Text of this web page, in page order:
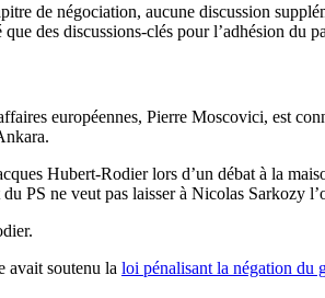
de négociation, aucune discussion
des discussions-clés pour l’adhésion du
européennes, Pierre Moscovici, est
Hubert-Rodier lors d’un débat à la
PS ne veut pas laisser à Nicolas Sarkozy
avait soutenu la loi pénalisant la négation du